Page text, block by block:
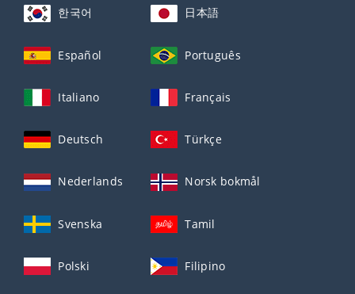
한국어 日本語
Español Português
Italiano Français
Deutsch Türkçe
Nederlands Norsk bokmål
Svenska Tamil
Polski Filipino